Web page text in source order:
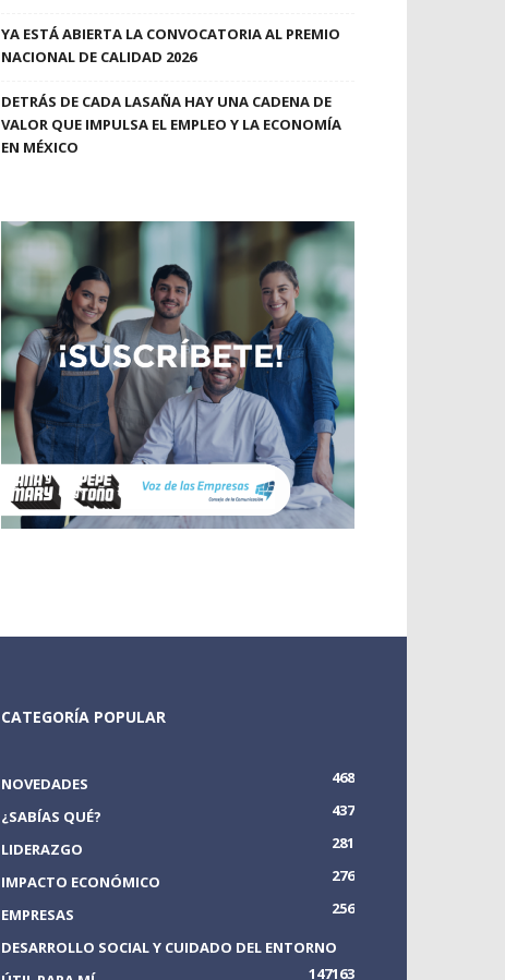
YA ESTÁ ABIERTA LA CONVOCATORIA AL PREMIO
NACIONAL DE CALIDAD 2026
DETRÁS DE CADA LASAÑA HAY UNA CADENA DE
VALOR QUE IMPULSA EL EMPLEO Y LA ECONOMÍA
EN MÉXICO
CATEGORÍA POPULAR
NOVEDADES
468
¿SABÍAS QUÉ?
437
LIDERAZGO
281
IMPACTO ECONÓMICO
276
EMPRESAS
256
DESARROLLO SOCIAL Y CUIDADO DEL ENTORNO
163
147